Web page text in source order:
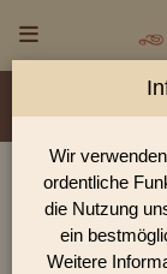
Material/Glassorte
Größen
Perlen
In unserem
runde
Wir
ordentliche
die Nutzung
ein
Weitere